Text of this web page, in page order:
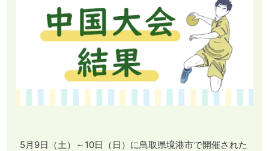
5月9日（土）～10日（日）に鳥取県境港市で開催された